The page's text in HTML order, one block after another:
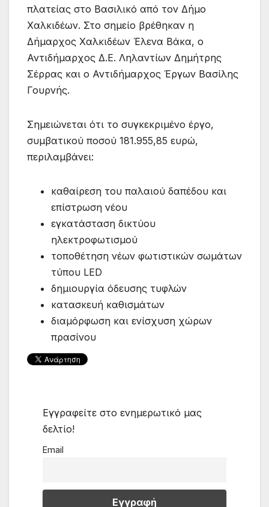
πλατείας στο Βασιλικό από τον Δήμο
Χαλκιδέων. Στο σημείο βρέθηκαν η
Δήμαρχος Χαλκιδέων Έλενα Βάκα, ο
Αντιδήμαρχος Δ.Ε. Ληλαντίων Δημήτρης
Σέρρας και ο Αντιδήμαρχος Έργων Βασίλης
Γουρνής.
Σημειώνεται ότι το συγκεκριμένο έργο,
συμβατικού ποσού 181.955,85 ευρώ,
περιλαμβάνει:
καθαίρεση του παλαιού δαπέδου και
επίστρωση νέου
εγκατάσταση δικτύου
ηλεκτροφωτισμού
τοποθέτηση νέων φωτιστικών σωμάτων
τύπου LED
δημιουργία όδευσης τυφλών
κατασκευή καθισμάτων
διαμόρφωση και ενίσχυση χώρων
πρασίνου
Εγγραφείτε στο ενημερωτικό μας
δελτίο!
Email